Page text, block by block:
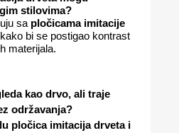
stilovima?
sa pločicama imitacije
bi se postigao kontrast
materijala.
kao drvo, ali traje
održavanja?
pločica imitacija drvetai